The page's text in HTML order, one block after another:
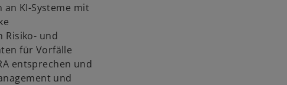
KI-Systeme mit
Risiko- und
für Vorfälle
entsprechen und
und